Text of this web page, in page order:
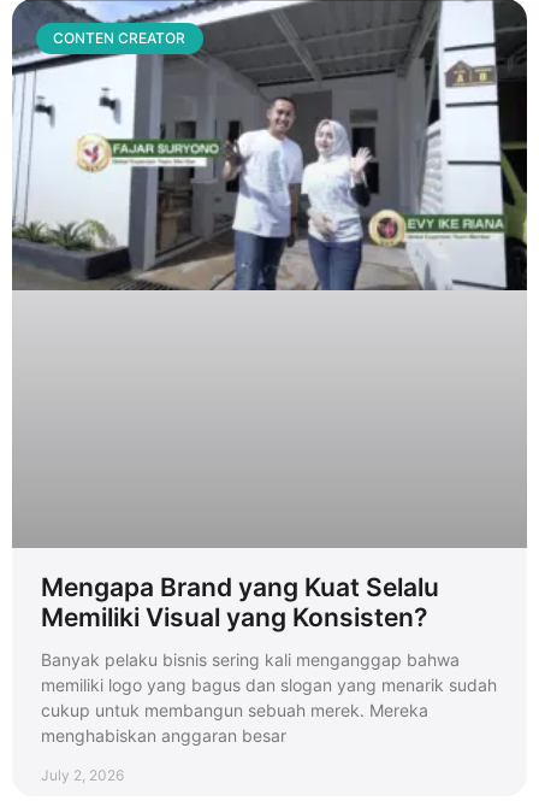
CONTEN CREATOR
Mengapa Brand yang Kuat Selalu
Memiliki Visual yang Konsisten?
Banyak pelaku bisnis sering kali menganggap bahwa
memiliki logo yang bagus dan slogan yang menarik sudah
cukup untuk membangun sebuah merek. Mereka
menghabiskan anggaran besar
July 2, 2026